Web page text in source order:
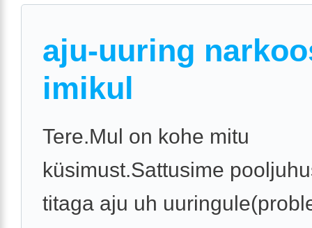
aju-uuring
imikul
Tere.Mul on kohe mitu
küsimust.Sattusime
titaga aju uh